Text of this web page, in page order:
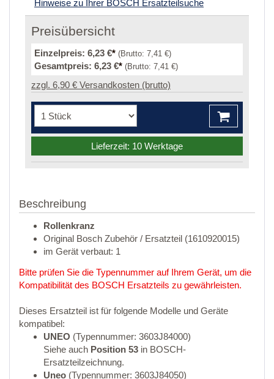
Hinweise zu Ihrer BOSCH Ersatzteilsuche
Preisübersicht
Einzelpreis: 6,23 €* (Brutto: 7,41 €)
Gesamtpreis: 6,23 €* (Brutto: 7,41 €)
zzgl. 6,90 € Versandkosten (brutto)
Lieferzeit: 10 Werktage
Beschreibung
Rollenkranz
Original Bosch Zubehör / Ersatzteil (1610920015)
im Gerät verbaut: 1
Bitte prüfen Sie die Typennummer auf Ihrem Gerät, um die
Kompatibilität des BOSCH Ersatzteils zu gewährleisten.
Dieses Ersatzteil ist für folgende Modelle und Geräte
kompatibel:
UNEO (Typennummer: 3603J84000)
Siehe auch Position 53 in BOSCH-
Ersatzteilzeichnung.
Uneo (Typennummer: 3603J84050)